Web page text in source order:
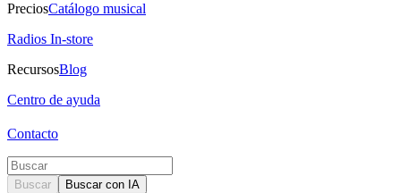
PreciosCatálogo musical
Radios In-store
RecursosBlog
Centro de ayuda
Contacto
Buscar Buscar con IA